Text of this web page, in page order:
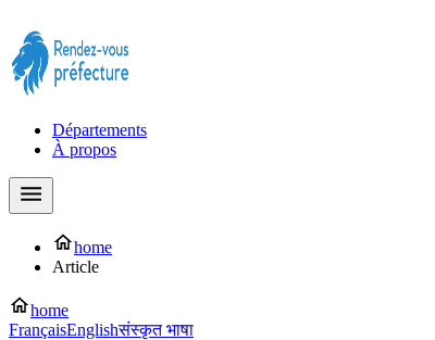
Départements
À propos
home
Article
home
FrançaisEnglishसंस्कृत भाषा